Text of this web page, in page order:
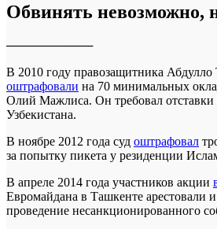
Обвинять невозможно,
──────────
В 2010 году правозащитника
оштрафовали на 70 минимальных
Олий Мажлиса. Он требовал отставки
Узбекистана.
В ноябре 2012 года суд оштрафовал
за попытку пикета у резиденции
В апреле 2014 года участников акции
Евромайдана в Ташкенте арестовали
проведение несанкционированного